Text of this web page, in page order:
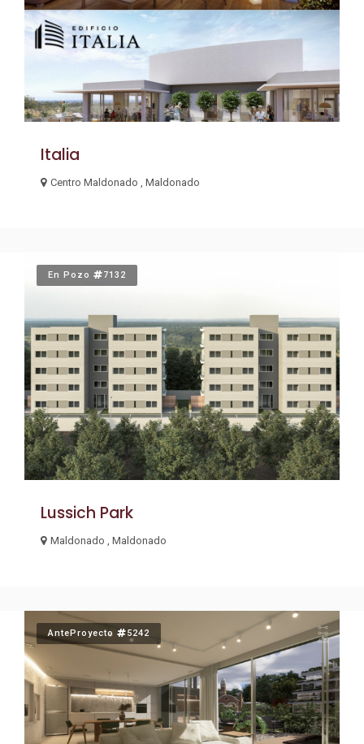
Italia
Centro Maldonado , Maldonado
En Pozo 7132
Lussich Park
Maldonado , Maldonado
AnteProyecto 5242